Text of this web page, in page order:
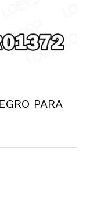
PARA